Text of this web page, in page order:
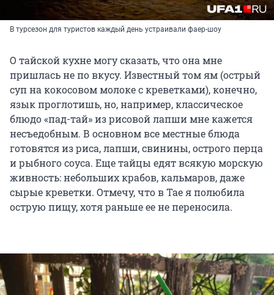
В турсезон для туристов каждый день устраивали фаер-шоу
О тайской кухне могу сказать, что она мне
пришлась не по вкусу. Известный том ям (острый
суп на кокосовом молоке с креветками), конечно,
язык проглотишь, но, например, классическое
блюдо «пад-тай» из рисовой лапши мне кажется
несъедобным. В основном все местные блюда
готовятся из риса, лапши, свинины, острого перца
и рыбного соуса. Еще тайцы едят всякую морскую
живность: небольших крабов, кальмаров, даже
сырые креветки. Отмечу, что в Тае я полюбила
острую пищу, хотя раньше ее не переносила.